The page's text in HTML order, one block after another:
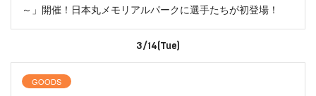
～」開催！日本丸メモリアルパークに選手たちが初登場！
3/14(Tue)
GOODS